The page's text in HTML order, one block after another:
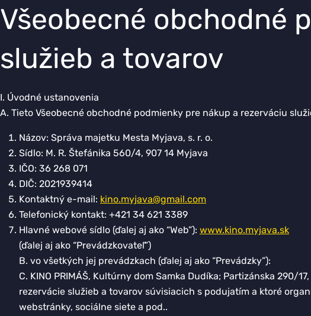
Všeobecné obchodné
služieb a tovarov
I. Úvodné ustanovenia
A. Tieto Všeobecné obchodné podmienky pre nákup a rezerváciu
Názov: Správa majetku Mesta Myjava, s. r. o.
Sídlo: M. R. Štefánika 560/4, 907 14 Myjava
IČO: 36 268 071
DIČ: 2021939414
Kontaktný e-mail: kino.myjava@gmail.com
Telefonický kontakt: +421 34 621 3389
Hlavné webové sídlo (ďalej aj ako “Web”): www.kino.myjava.sk
(ďalej aj ako “Prevádzkovateľ”)
B. vo všetkých jej prevádzkach (ďalej aj ako “Prevádzky”):
C. KINO PRIMÁŠ, Kultúrny dom Samka Dudíka; Partizánska 290/
rezervácie služieb a tovarov súvisiacich s podujatím a ktoré
webstránky, sociálne siete a pod..